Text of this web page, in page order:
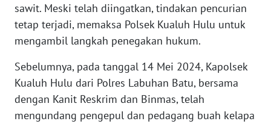
sawit. Meski telah diingatkan, tindakan pencurian
tetap terjadi, memaksa Polsek Kualuh Hulu untuk
mengambil langkah penegakan hukum.
Sebelumnya, pada tanggal 14 Mei 2024, Kapolsek
Kualuh Hulu dari Polres Labuhan Batu, bersama
dengan Kanit Reskrim dan Binmas, telah
mengundang pengepul dan pedagang buah kelapa
WN
SUMUT
JAKARTA
WN
JABAR